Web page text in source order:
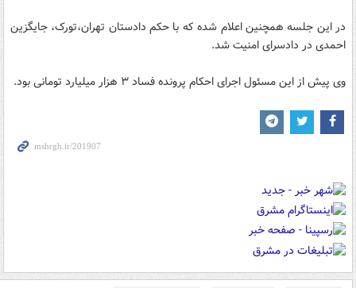
در این جلسه همچنین اعلام شده که با حکم دادستان تهران،تورک، جایگزین
احمدی در دادسرای امنیت شد.
وی پیش از این مسئول اجرای احکام پرونده فساد ۳ هزار میلیارد تومانی بود.